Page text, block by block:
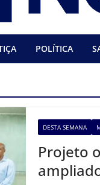
POLÍTICA
DESTA SEMANA
Projeto